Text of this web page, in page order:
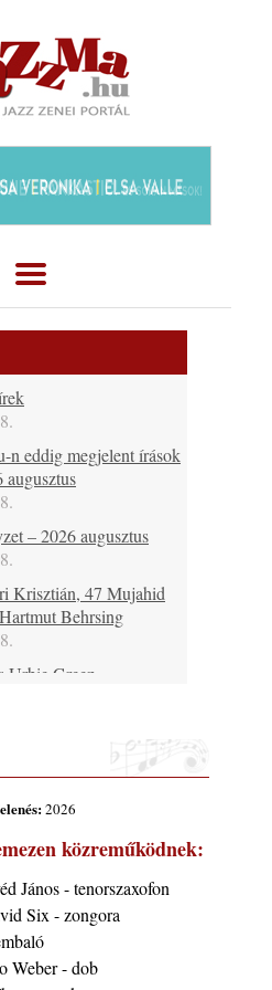
n eddig megjelent írások
augusztus
– 2026 augusztus
Krisztián, 47 Mujahid
Behrsing
Urbie Green
közepén érkezik a
amelyekről én is
Szoboszlói
– 2026.
2026
közreműködnek:
János - tenorszaxofon
Six - zongora
Weber - dob